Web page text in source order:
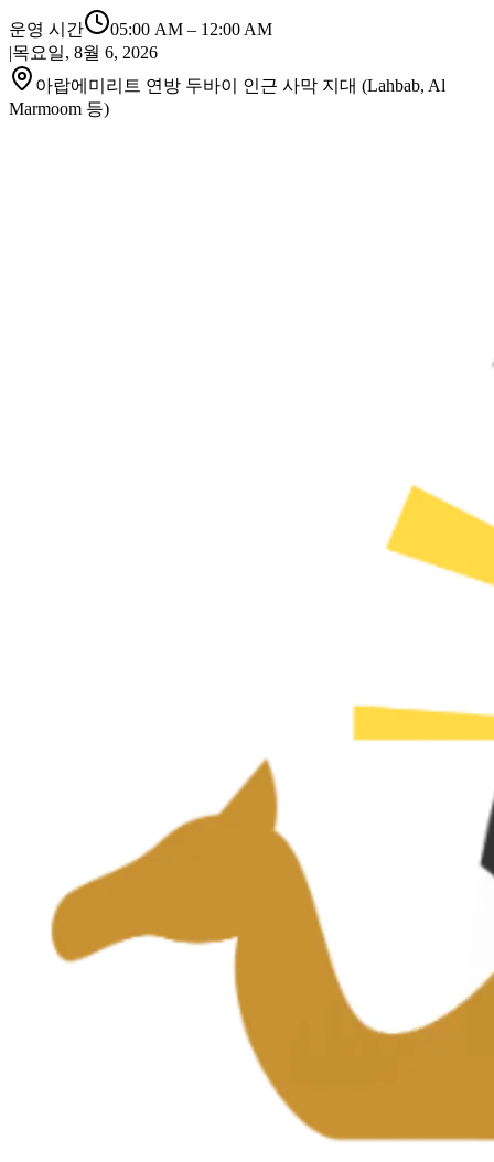
운영 시간 05:00 AM – 12:00 AM
|목요일, 8월 6, 2026
아랍에미리트 연방 두바이 인근 사막 지대 (Lahbab, Al
Marmoom 등)